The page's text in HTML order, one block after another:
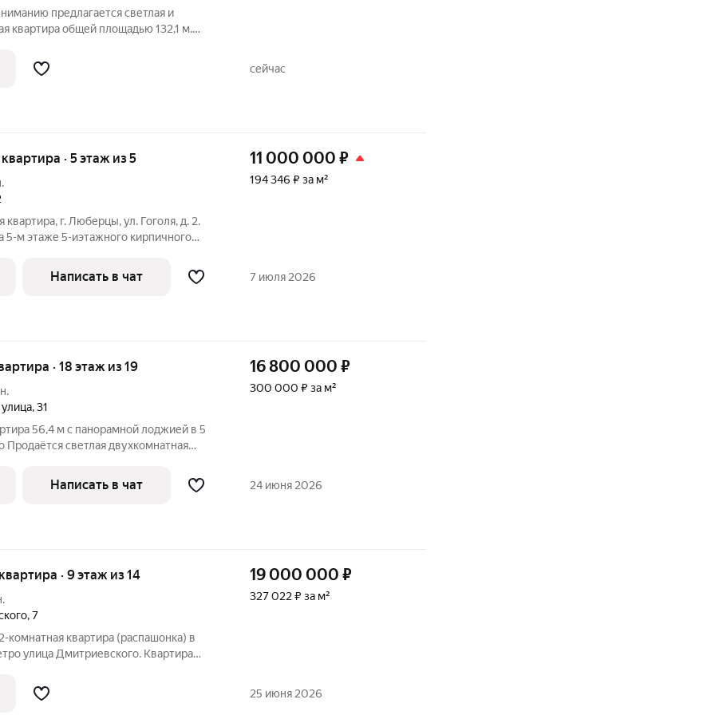
предлагается светлая и
квартира общей площадью 132,1 м.
сейчас
· 5 этаж из 5
квартира, г. Люберцы, ул. Гоголя, д. 2.
5-м этаже 5-иэтажного кирпичного
площадью 17,6-13,4-9,2 кв.м.,
11 000 000 ₽
194 346 ₽ за м²
Написать в чат 7 июля 2026
· 18 этаж из 19
,31
56,4 м с панорамной лоджией в 5
светлая двухкомнатная
к метро, дорога проходит через
16 800 000 ₽
300 000 ₽ за м²
Написать в чат 24 июня 2026
· 9 этаж из 14
,7
квартира (распашонка) в
улица Дмитриевского. Квартира
комнаты изолированные идеально
19 000 000 ₽
327 022 ₽ за м²
25 июня 2026